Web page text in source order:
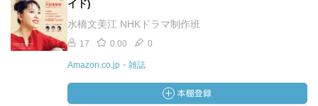
イド)
水橋文美江 NHKドラマ制作班
17 0.00 0
Amazon.co.jp・雑誌